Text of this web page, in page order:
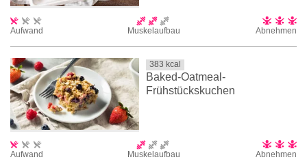
Aufwand Muskelaufbau Abnehmen
383 kcal
Baked-Oatmeal-
Frühstückskuchen
Aufwand Muskelaufbau Abnehmen